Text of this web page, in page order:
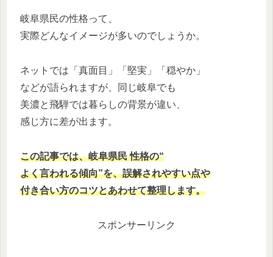
岐阜県民の性格って、
実際どんなイメージが多いのでしょうか。
ネットでは「真面目」「堅実」「穏やか」
などが語られますが、同じ岐阜でも
美濃と飛騨では暮らしの背景が違い、
感じ方に差が出ます。
この記事では、岐阜県民 性格の“
よく言われる傾向”を、誤解されやすい点や
付き合い方のコツとあわせて整理します。
スポンサーリンク